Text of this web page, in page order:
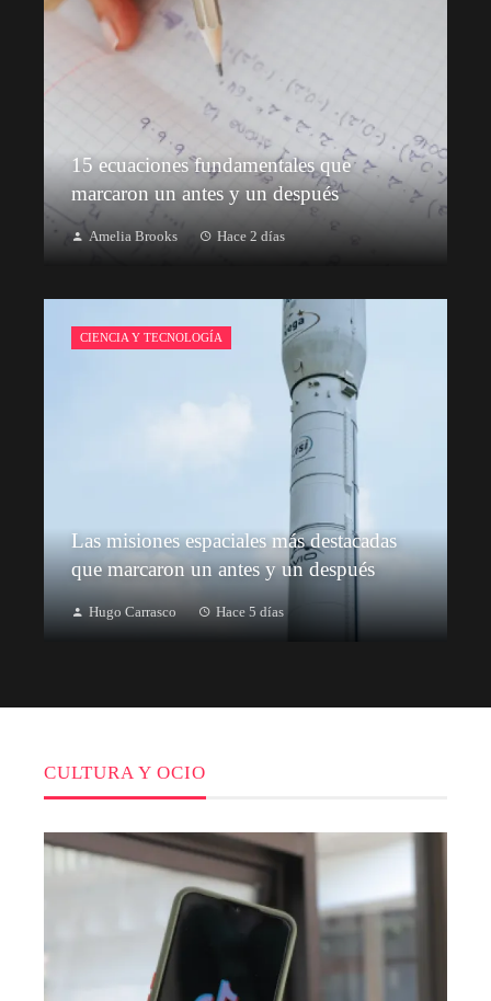
15 ecuaciones fundamentales que
marcaron un antes y un después
Amelia Brooks Hace 2 días
CIENCIA Y TECNOLOGÍA
Las misiones espaciales más destacadas
que marcaron un antes y un después
Hugo Carrasco Hace 5 días
CULTURA Y OCIO